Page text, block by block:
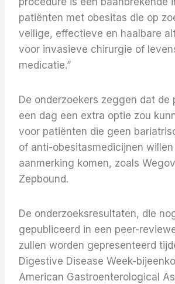
patiënten met obesitas die op
veilige, effectieve en haalbare
voor invasieve chirurgie of
medicatie.”
De onderzoekers zeggen dat de
een dag een extra optie zou
voor patiënten die geen
of anti-obesitasmedicijnen
aanmerking komen, zoals
Zepbound.
De onderzoeksresultaten, die
gepubliceerd in een peer-
zullen worden gepresenteerd
Digestive Disease Week-
American Gastroenterological